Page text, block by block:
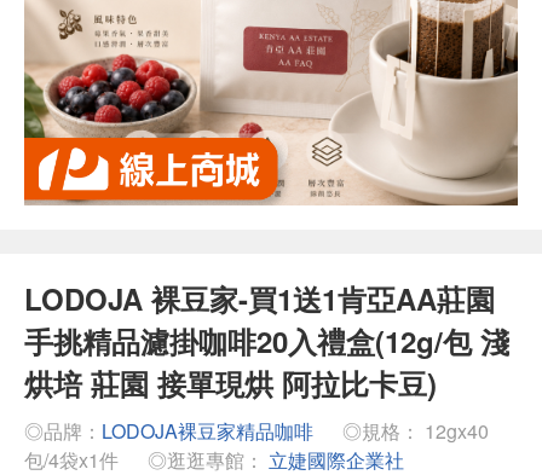
LODOJA 裸豆家-買1送1肯亞AA莊園
手挑精品濾掛咖啡20入禮盒(12g/包 淺
烘培 莊園 接單現烘 阿拉比卡豆)
◎品牌： LODOJA裸豆家精品咖啡
◎規格： 12gx40
包/4袋x1件
◎逛逛專館： 立婕國際企業社